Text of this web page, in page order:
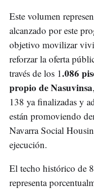
Este volumen
alcanzado por este
objetivo movilizar
reforzar la oferta
través de los 1.086
propio de Nasuvinsa
138 ya finalizadas y
están promoviendo
Navarra Social
ejecución.
El techo histórico de
representa